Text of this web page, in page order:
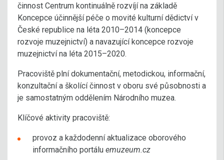
činnost Centrum kontinuálně rozvíjí na základě
Koncepce účinnější péče o movité kulturní dědictví v
České republice na léta 2010–2014 (koncepce
rozvoje muzejnictví) a navazující koncepce rozvoje
muzejnictví na léta 2015–2020.
Pracoviště plní dokumentační, metodickou, informační,
konzultační a školící činnost v oboru své působnosti a
je samostatným oddělením Národního muzea.
Klíčové aktivity pracoviště:
provoz a každodenní aktualizace oborového
informačního portálu emuzeum.cz